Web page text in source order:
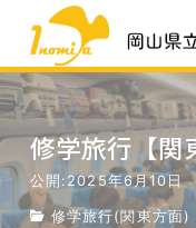
SSH
お知らせ
修学旅行【関
公開:2025年6月10日
修学旅行(関東方面)